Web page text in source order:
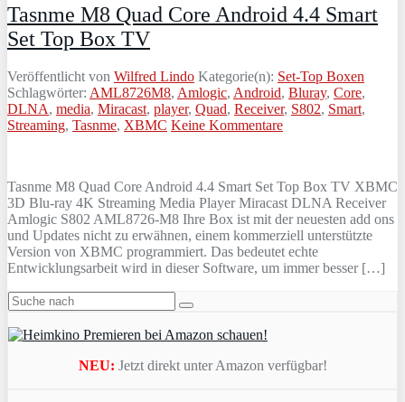
Tasnme M8 Quad Core Android 4.4 Smart
Set Top Box TV
Veröffentlicht von Wilfred Lindo Kategorie(n): Set-Top Boxen
Schlagwörter: AML8726M8, Amlogic, Android, Bluray, Core,
DLNA, media, Miracast, player, Quad, Receiver, S802, Smart,
Streaming, Tasnme, XBMC Keine Kommentare
Tasnme M8 Quad Core Android 4.4 Smart Set Top Box TV XBMC
3D Blu-ray 4K Streaming Media Player Miracast DLNA Receiver
Amlogic S802 AML8726-M8 Ihre Box ist mit der neuesten add ons
und Updates nicht zu erwähnen, einem kommerziell unterstützte
Version von XBMC programmiert. Das bedeutet echte
Entwicklungsarbeit wird in dieser Software, um immer besser […]
NEU: Jetzt direkt unter Amazon verfügbar!